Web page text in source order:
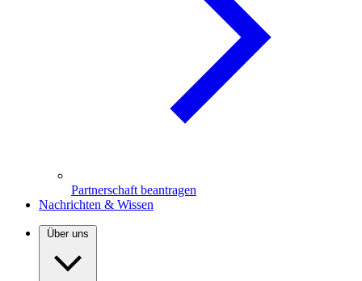
Partnerschaft beantragen
Nachrichten & Wissen
Über uns